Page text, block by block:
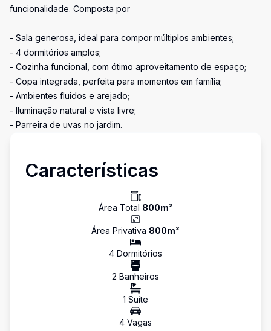
funcionalidade. Composta por
- Sala generosa, ideal para compor múltiplos ambientes;
- 4 dormitórios amplos;
- Cozinha funcional, com ótimo aproveitamento de espaço;
- Copa integrada, perfeita para momentos em família;
- Ambientes fluidos e arejado;
- Iluminação natural e vista livre;
- Parreira de uvas no jardim.
Características
Área Total 800m²
Área Privativa 800m²
4 Dormitórios
2 Banheiros
1 Suíte
4 Vagas